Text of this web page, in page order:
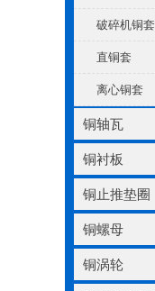
破碎机铜套
直铜套
离心铜套
铜轴瓦
铜衬板
铜止推垫圈
铜螺母
铜涡轮